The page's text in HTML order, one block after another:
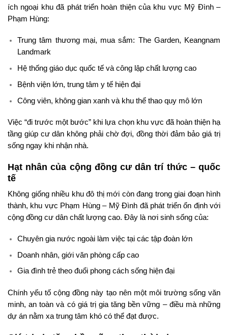
ích ngoại khu đã phát triển hoàn thiện của khu vực Mỹ Đình –
Phạm Hùng:
Trung tâm thương mại, mua sắm: The Garden, Keangnam
Landmark
Hệ thống giáo dục quốc tế và công lập chất lượng cao
Bệnh viện lớn, trung tâm y tế hiện đại
Công viên, không gian xanh và khu thể thao quy mô lớn
Việc “đi trước một bước” khi lựa chọn khu vực đã hoàn thiện hạ
tầng giúp cư dân không phải chờ đợi, đồng thời đảm bảo giá trị
sống ngay khi nhận nhà.
Hạt nhân của cộng đồng cư dân trí thức – quốc
tế
Không giống nhiều khu đô thị mới còn đang trong giai đoạn hình
thành, khu vực Phạm Hùng – Mỹ Đình đã phát triển ổn định với
cộng đồng cư dân chất lượng cao. Đây là nơi sinh sống của:
Chuyên gia nước ngoài làm việc tại các tập đoàn lớn
Doanh nhân, giới văn phòng cấp cao
Gia đình trẻ theo đuổi phong cách sống hiện đại
Chính yếu tố cộng đồng này tạo nên một môi trường sống văn
minh, an toàn và có giá trị gia tăng bền vững – điều mà những
dự án nằm xa trung tâm khó có thể đạt được.